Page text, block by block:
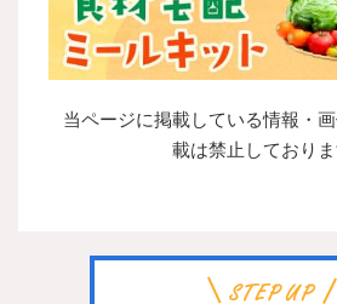
当ページに掲載している情報・
載は禁止しておりま